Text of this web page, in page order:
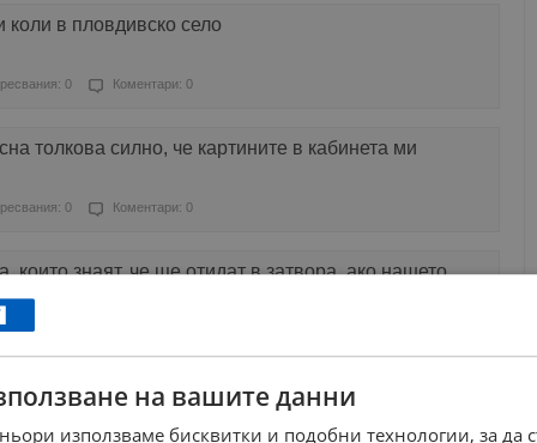
коли в пловдивско село
0 Коментари: 0
толкова силно, че картините в кабинета ми
0 Коментари: 0
които знаят, че ще отидат в затвора, ако нашето
1
е с охрана от НСО след заплахи за живота му
на вашите данни
използваме бисквитки и подобни технологии, за да